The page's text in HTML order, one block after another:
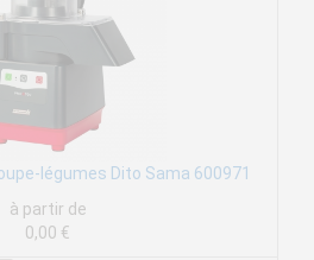
légumes Dito Sama 600971
à partir de
0,00 €